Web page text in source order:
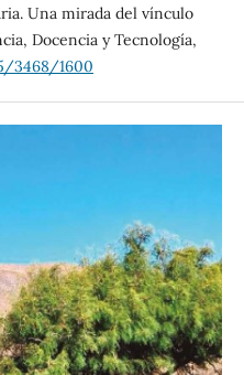
Una mirada del vínculo
Docencia y Tecnología,
3468/1600